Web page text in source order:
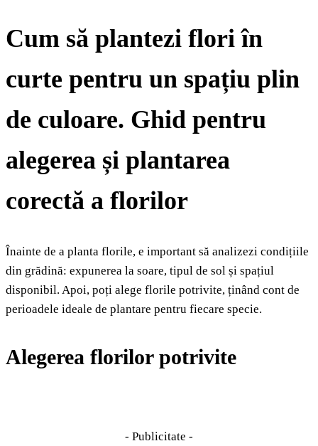
Cum să plantezi flori în
curte pentru un spațiu plin
de culoare. Ghid pentru
alegerea și plantarea
corectă a florilor
Înainte de a planta florile, e important să analizezi condițiile
din grădină: expunerea la soare, tipul de sol și spațiul
disponibil. Apoi, poți alege florile potrivite, ținând cont de
perioadele ideale de plantare pentru fiecare specie.
Alegerea florilor potrivite
- Publicitate -